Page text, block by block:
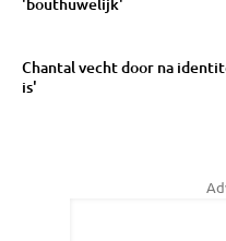
Chantal vecht door na
is'